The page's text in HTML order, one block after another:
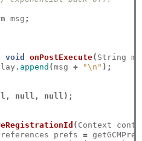
msg ;
void onPostExecute( String
. append (msg + "\n" );
null,
null);
( Context
prefs =